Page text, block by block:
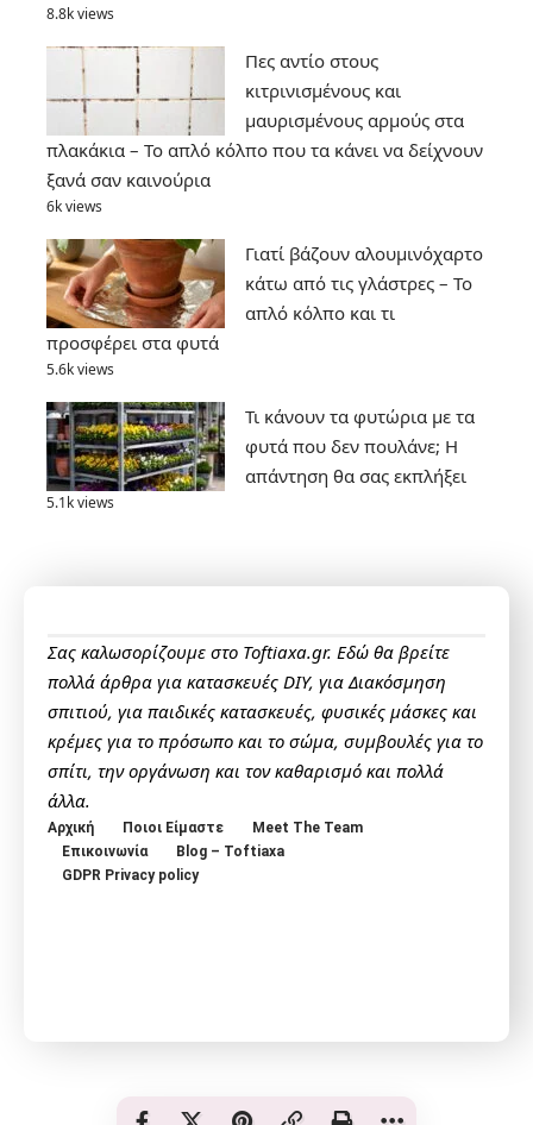
8.8k views
Πες αντίο στους
κιτρινισμένους και
μαυρισμένους αρμούς στα
πλακάκια – Το απλό κόλπο που τα κάνει να δείχνουν
ξανά σαν καινούρια
6k views
Γιατί βάζουν αλουμινόχαρτο
κάτω από τις γλάστρες – Το
απλό κόλπο και τι
προσφέρει στα φυτά
5.6k views
Τι κάνουν τα φυτώρια με τα
φυτά που δεν πουλάνε; Η
απάντηση θα σας εκπλήξει
5.1k views
Σας καλωσορίζουμε στο Toftiaxa.gr. Εδώ θα βρείτε
πολλά άρθρα για κατασκευές DIY, για Διακόσμηση
σπιτιού, για παιδικές κατασκευές, φυσικές μάσκες και
κρέμες για το πρόσωπο και το σώμα, συμβουλές για το
σπίτι, την οργάνωση και τον καθαρισμό και πολλά
άλλα.
Αρχική Ποιοι Είμαστε
Meet The Team
Επικοινωνία
Blog – Toftiaxa
GDPR Privacy policy